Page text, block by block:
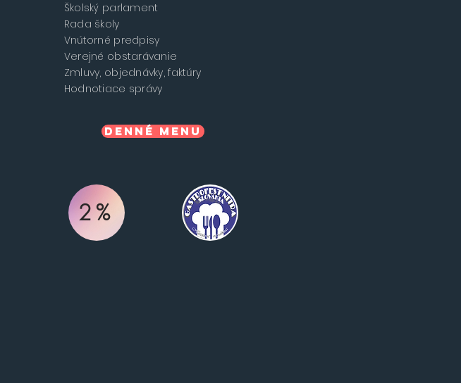
Školský parlament
Rada školy
Vnútorné predpisy
Verejné obstarávanie
Zmluvy, objednávky, faktúry
Hodnotiace správy
Denné menu
2%